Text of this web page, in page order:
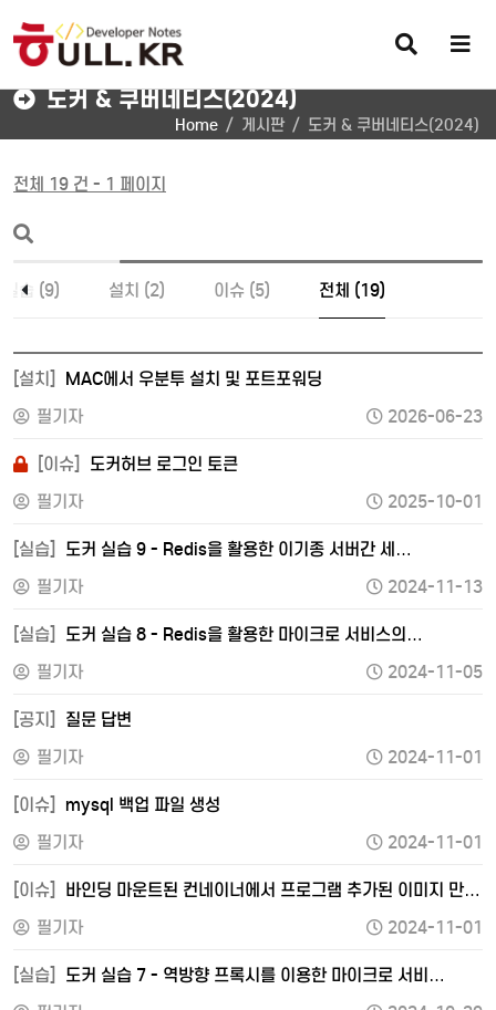
추가메뉴
검
색
버
메
버
도커 & 쿠버네티스(2024)
Home 게시판 도커 & 쿠버네티스(2024)
전체 19 건 - 1 페이지
실습 (9) 설치 (2) 이슈 (5) 전체 (19)
[설치]
MAC에서 우분투 설치 및 포트포워딩
필기자
2026-06-23
[이슈]
도커허브 로그인 토큰
필기자
2025-10-01
[실습]
도커 실습 9 - Redis을 활용한 이기종 서버간 세…
필기자
2024-11-13
[실습]
도커 실습 8 - Redis을 활용한 마이크로 서비스의…
필기자
2024-11-05
[공지]
질문 답변
필기자
2024-11-01
[이슈]
mysql 백업 파일 생성
필기자
2024-11-01
[이슈]
바인딩 마운트된 컨네이너에서 프로그램 추가된 이미지 만…
필기자
2024-11-01
[실습]
도커 실습 7 - 역방향 프록시를 이용한 마이크로 서비…